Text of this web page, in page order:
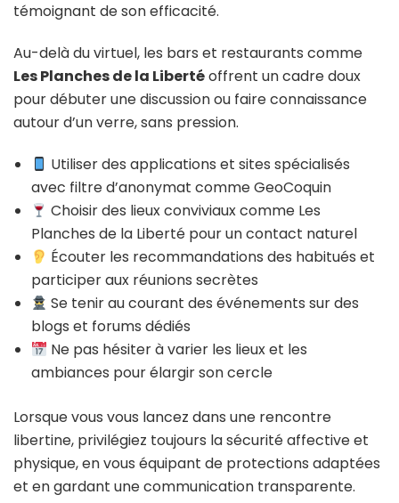
témoignant de son efficacité.
Au-delà du virtuel, les bars et restaurants comme
Les Planches de la Libertéoffrent un cadre doux
pour débuter une discussion ou faire connaissance
autour d’un verre, sans pression.
Utiliser des applications et sites spécialisés
avec filtre d’anonymat comme GeoCoquin
Choisir des lieux conviviaux comme Les
Planches de la Liberté pour un contact naturel
Écouter les recommandations des habitués et
participer aux réunions secrètes
Se tenir au courant des événements sur des
blogs et forums dédiés
Ne pas hésiter à varier les lieux et les
ambiances pour élargir son cercle
Lorsque vous vous lancez dans une rencontre
libertine, privilégiez toujours la sécurité affective et
physique, en vous équipant de protections adaptées
et en gardant une communication transparente.